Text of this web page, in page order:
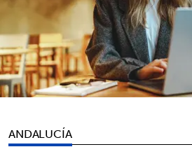
ANDALUCÍA